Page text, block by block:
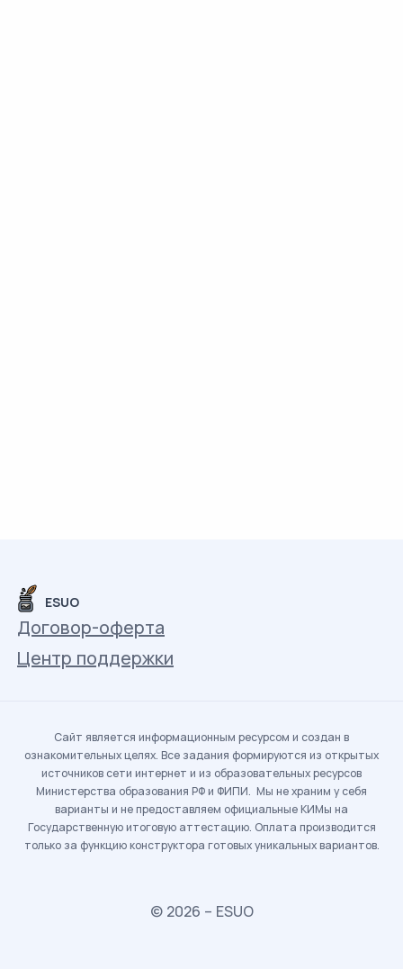
ESUO
Договор-оферта
Центр поддержки
Сайт является информационным ресурсом и создан в
ознакомительных целях. Все задания формируются из открытых
источников сети интернет и из образовательных ресурсов
Министерства образования РФ и ФИПИ. Мы не храним у себя
варианты и не предоставляем официальные КИМы на
Государственную итоговую аттестацию. Оплата производится
только за функцию конструктора готовых уникальных вариантов.
© 2026 – ESUO